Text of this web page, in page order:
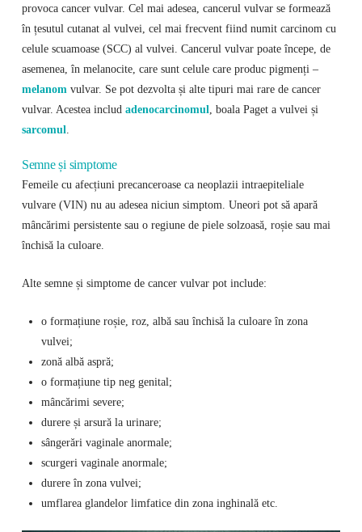
provoca cancer vulvar. Cel mai adesea, cancerul vulvar se formează
în țesutul cutanat al vulvei, cel mai frecvent fiind numit carcinom cu
celule scuamoase (SCC) al vulvei. Cancerul vulvar poate începe, de
asemenea, în melanocite, care sunt celule care produc pigmenți –
melanom vulvar. Se pot dezvolta și alte tipuri mai rare de cancer
vulvar. Acestea includ adenocarcinomul , boala Paget a vulvei și
sarcomul
Semne și simptome
Femeile cu afecțiuni precanceroase ca neoplazii intraepiteliale
vulvare (VIN) nu au adesea niciun simptom. Uneori pot să apară
mâncărimi persistente sau o regiune de piele solzoasă, roșie sau mai
închisă la culoare.
Alte semne și simptome de cancer vulvar pot include:
o formațiune roșie, roz, albă sau închisă la culoare în zona
vulvei;
zonă albă aspră;
o formațiune tip neg genital;
mâncărimi severe;
durere și arsură la urinare;
sângerări vaginale anormale;
scurgeri vaginale anormale;
durere în zona vulvei;
umflarea glandelor limfatice din zona inghinală etc.